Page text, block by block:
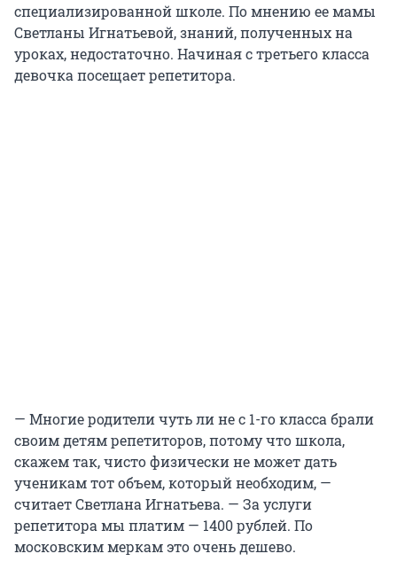
специализированной школе. По мнению ее мамы
Светланы Игнатьевой, знаний, полученных на
уроках, недостаточно. Начиная с третьего класса
девочка посещает репетитора.
— Многие родители чуть ли не с 1-го класса брали
своим детям репетиторов, потому что школа,
скажем так, чисто физически не может дать
ученикам тот объем, который необходим, —
считает Светлана Игнатьева. — За услуги
репетитора мы платим — 1400 рублей. По
московским меркам это очень дешево.